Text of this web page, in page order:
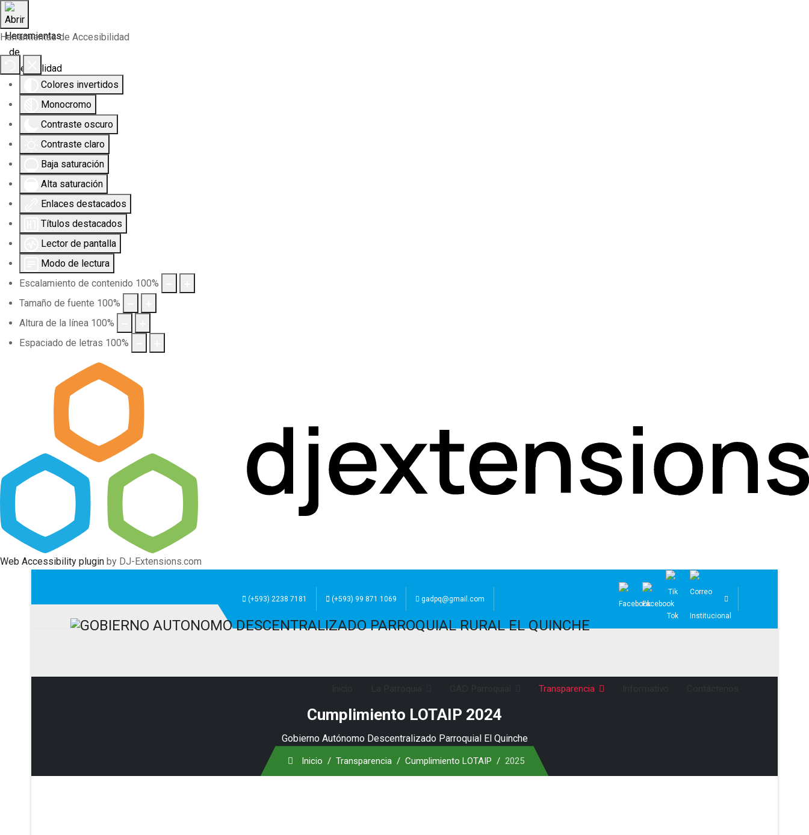
Herramientas de Accesibilidad
Colores invertidos
Monocromo
Contraste oscuro
Contraste claro
Baja saturación
Alta saturación
Enlaces destacados
Títulos destacados
Lector de pantalla
Modo de lectura
Escalamiento de contenido 100%
Tamaño de fuente 100%
Altura de la línea 100%
Espaciado de letras 100%
Web Accessibility plugin by DJ-Extensions.com
(+593) 2238 7181 (+593) 99 871 1069 gadpq@gmail.com
Transparencia
Cumplimiento LOTAIP 2024
Gobierno Autónomo Descentralizado Parroquial El Quinche
Inicio Transparencia Cumplimiento LOTAIP 2025